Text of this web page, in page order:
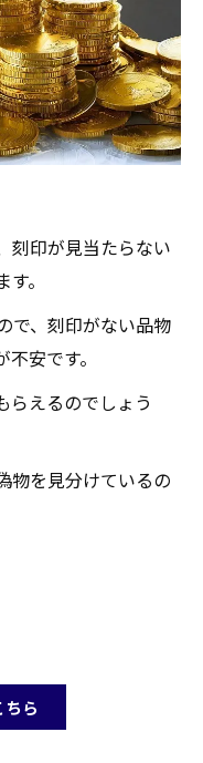
刻印が見当たらない
。
で、刻印がない品物
安です。
らえるのでしょう
物を見分けているの
ら